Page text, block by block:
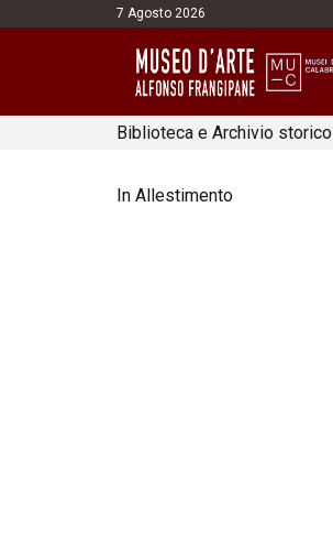
7 Agosto 2026
Biblioteca e Archivio storico
In Allestimento